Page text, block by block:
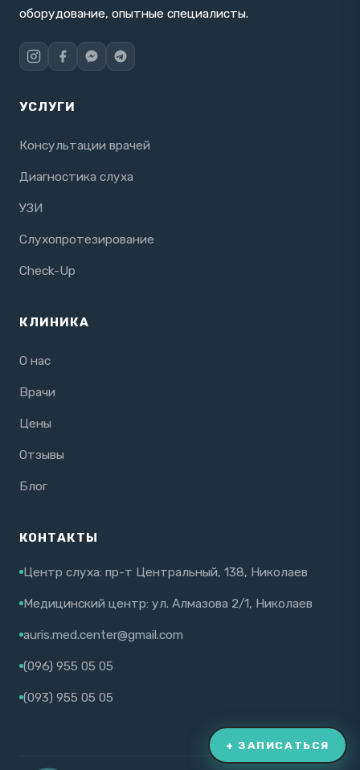
оборудование, опытные специалисты.
УСЛУГИ
Консультации врачей
Диагностика слуха
УЗИ
Слухопротезирование
Check-Up
КЛИНИКА
О нас
Врачи
Цены
Отзывы
Блог
КОНТАКТЫ
Центр слуха: пр-т Центральный, 138, Николаев
Медицинский центр: ул. Алмазова 2/1, Николаев
auris.med.center@gmail.com
(096) 955 05 05
(093) 955 05 05
+ ЗАПИСАТЬСЯ